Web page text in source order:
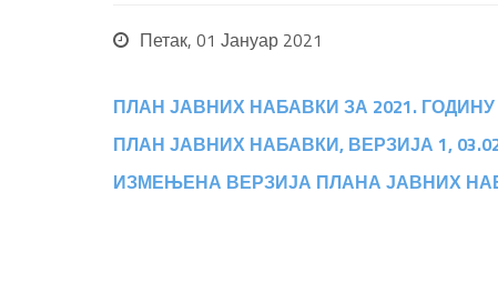
Петак, 01 Јануар 2021
ПЛАН ЈАВНИХ НАБАВКИ ЗА 2021. ГОДИНУ
ПЛАН ЈАВНИХ НАБАВКИ, ВЕРЗИЈА 1,
ИЗМЕЊЕНА ВЕРЗИЈА ПЛАНА ЈАВНИХ